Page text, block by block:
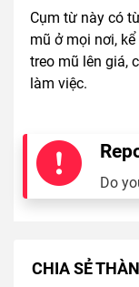
Cụm từ này có
mũ ở mọi nơi,
treo mũ lên giá,
làm việc.
Do
CHIA SẺ